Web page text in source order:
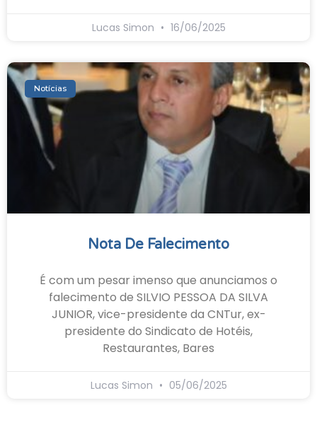
Lucas Simon 16/06/2025
Notícias
Nota De Falecimento
É com um pesar imenso que anunciamos o
falecimento de SILVIO PESSOA DA SILVA
JUNIOR, vice-presidente da CNTur, ex-
presidente do Sindicato de Hotéis,
Restaurantes, Bares
Lucas Simon 05/06/2025